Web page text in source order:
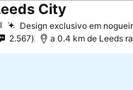
Design exclusivo em
City
2.567 a 0.4 km de Leeds